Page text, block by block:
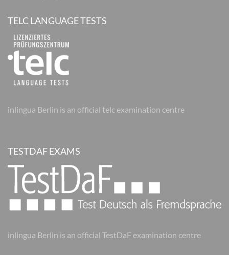
TELC LANGUAGE TESTS
inlingua Berlin is an official telc examination centre
TESTDAF EXAMS
inlingua Berlin is an official TestDaF examination centre